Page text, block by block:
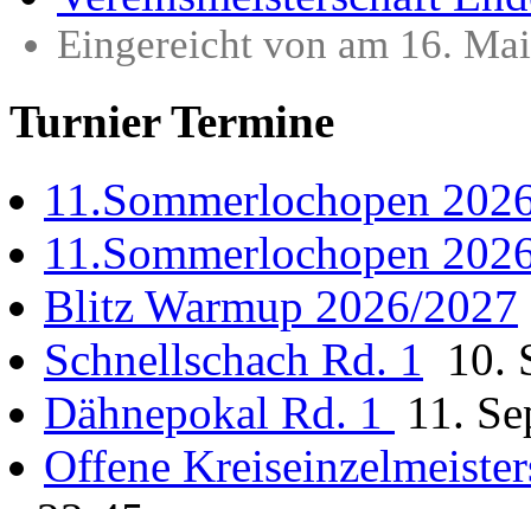
Eingereicht von am 16.
Turnier Termine
11.Sommerlochopen
11.Sommerlochopen
Blitz Warmup 2026/2027
Schnellschach Rd. 1 10.
Dähnepokal Rd. 1
11.
Offene